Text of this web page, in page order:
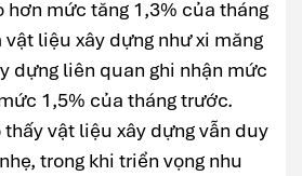
hơn mức tăng 1,3% của tháng
vật liệu xây dựng như xi măng
dựng liên quan ghi nhận mức
1,5% của tháng trước.
vật liệu xây dựng vẫn duy
trong khi triển vọng nhu